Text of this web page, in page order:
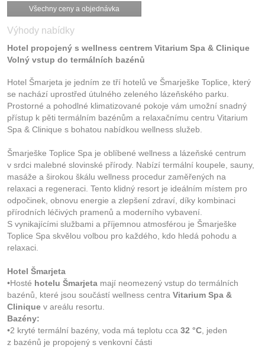
Všechny ceny a objednávka
Výhody nabídky
Hotel propojený s wellness centrem Vitarium Spa & Clinique
Volný vstup do termálních bazénů
Hotel Šmarjeta je jedním ze tří hotelů ve Šmarješke Toplice, který
se nachází uprostřed útulného zeleného lázeňského parku.
Prostorné a pohodlné klimatizované pokoje vám umožní snadný
přístup k pěti termálním bazénům a relaxačnímu centru Vitarium
Spa & Clinique s bohatou nabídkou wellness služeb.
Šmarješke Toplice Spa je oblíbené wellness a lázeňské centrum
v srdci malebné slovinské přírody. Nabízí termální koupele, sauny,
masáže a širokou škálu wellness procedur zaměřených na
relaxaci a regeneraci. Tento klidný resort je ideálním místem pro
odpočinek, obnovu energie a zlepšení zdraví, díky kombinaci
přírodních léčivých pramenů a moderního vybavení.
S vynikajícími službami a příjemnou atmosférou je Šmarješke
Toplice Spa skvělou volbou pro každého, kdo hledá pohodu a
relaxaci.
Hotel Šmarjeta
•Hosté hotelu Šmarjeta mají neomezený vstup do termálních
bazénů, které jsou součástí wellness centra Vitarium Spa &
Clinique v areálu resortu.
Bazény:
•2 kryté termální bazény, voda má teplotu cca 32 °C , jeden
z bazénů je propojený s venkovní části